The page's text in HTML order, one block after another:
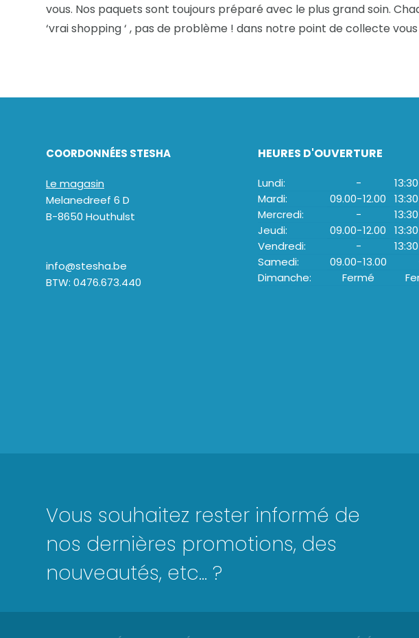
vous. Nos paquets sont toujours préparé avec le plus grand soin.
‘vrai shopping ‘ , pas de problème ! dans notre point de collecte
COORDONNÉES STESHA
Le magasin
Melanedreef 6 D
B-8650 Houthulst
info@stesha.be
BTW: 0476.673.440
HEURES D'OUVERTURE
Lundi: - 13:30
Mardi:
09.00-12.00 13:30
Mercredi:
- 13:30
Jeudi:
09.00-12.00 13:30
Vendredi:
- 13:30
Samedi:
09.00-13.00
Dimanche:
Fermé
Vous souhaitez rester informé de
nos dernières promotions, des
nouveautés, etc... ?